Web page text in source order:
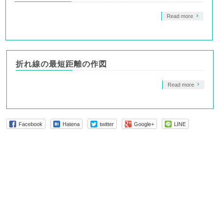
Read more
折れ線の最短距離の作図
Read more
Facebook Hatena twitter Google+ LINE